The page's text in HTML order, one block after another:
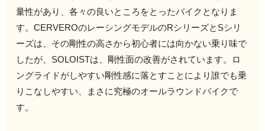
量性があり、各々の良いところをとったバイクとなりま
す。CERVEROのレーシングモデルのRシリーズとSシリ
ーズは、その剛性の高さから初心者には向かない乗り味で
したが、SOLOISTは、剛性面の改善がされています。ロ
ングライドがしやすい剛性感に落とすことにより誰でも乗
りこなしやすい、まさに究極のオールラウンドバイクで
す。